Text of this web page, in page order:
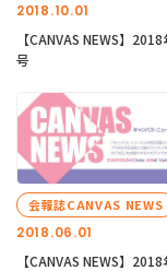
2018.10.01
【CANVAS NEWS】
号
2018.06.01
会報誌CANVAS NEWS
【CANVAS NEWS】